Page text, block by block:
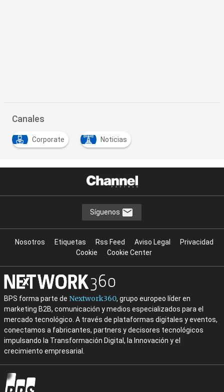
Canales
Corporate Noticias
Síguenos
Nosotros Etiquetas Rss Feed Aviso Legal
Privacidad
Cookie
Cookie Center
BPS forma parte de Nextwork360, grupo europeo líder en
marketing B2B, comunicación y medios especializados para el
mercado tecnológico. A través de plataformas digitales y eventos,
conectamos a fabricantes, partners y decisores tecnológicos
impulsando la Transformación Digital, la Innovación y el
crecimiento empresarial.